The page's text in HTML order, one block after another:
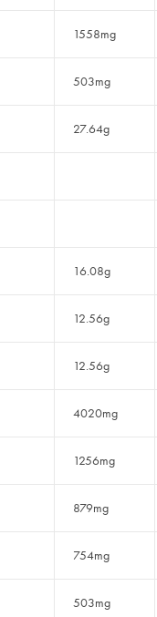
1558mg
503mg
27.64g
16.08g
12.56g
12.56g
4020mg
1256mg
879mg
754mg
503mg